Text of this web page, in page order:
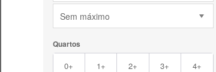
Sem máximo
Quartos
0+ 1+ 2+ 3+ 4+